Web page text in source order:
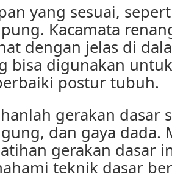
yang sesuai,
Kacamata
dengan jelas di
bisa digunakan
postur tubuh.
gerakan dasar
dan gaya dada.
gerakan dasar
teknik dasar